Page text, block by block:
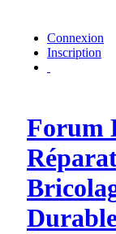
Connexion
Inscription
Forum